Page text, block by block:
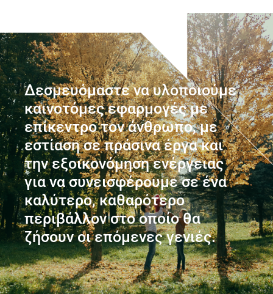
Δεσμευόμαστε να υλοποιούμε
καινοτόμες εφαρμογές με
επίκεντρο τον άνθρωπο, με
εστίαση σε πράσινα έργα και
την εξοικονόμηση ενέργειας
για να συνεισφέρουμε σε ένα
καλύτερο, καθαρότερο
περιβάλλον στο οποίο θα
ζήσουν οι επόμενες γενιές.